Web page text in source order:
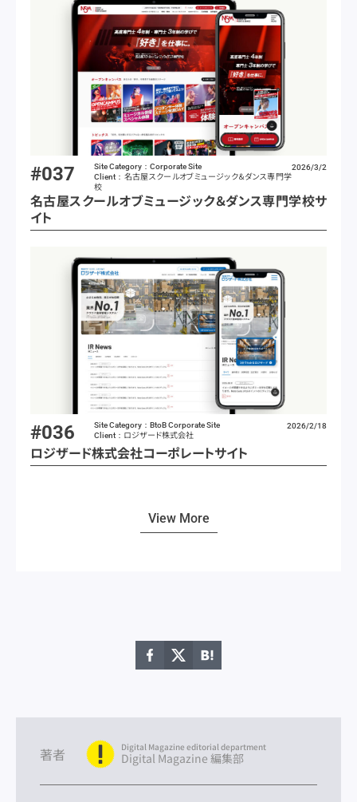
#037
Site Category：Corporate Site
Client： 名古屋スクールオブミュージック＆ダンス専門学
校
2026/3/2
名古屋スクールオブミュージック＆ダンス専門学校サ
イト
#036
Site Category：BtoB Corporate Site
Client： ロジザード株式会社
2026/2/18
ロジザード株式会社コーポレートサイト
View More
著者 Digital Magazine editorial department
Digital Magazine 編集部